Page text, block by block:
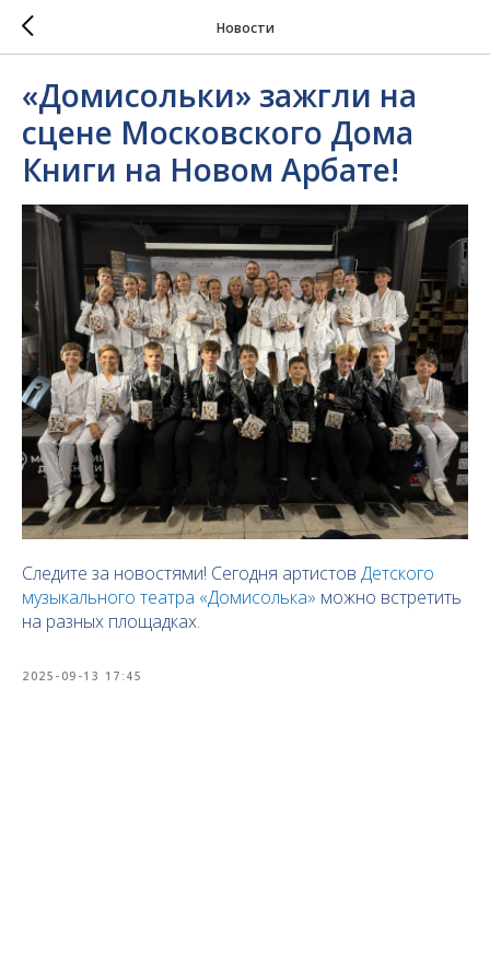
Новости
«Домисольки» зажгли на
сцене Московского Дома
Книги на Новом Арбате!
Следите за новостями! Сегодня артистов Детского
музыкального театра «Домисолька» можно встретить
на разных площадках.
2025-09-13 17:45